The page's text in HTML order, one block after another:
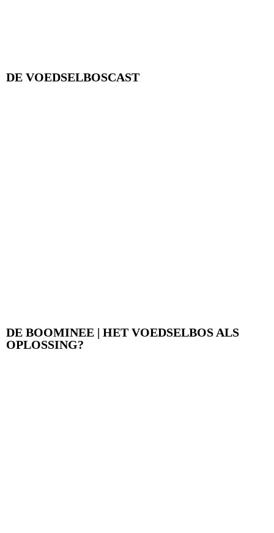
DE VOEDSELBOSCAST
DE BOOMINEE | HET VOEDSELBOS ALS
OPLOSSING?